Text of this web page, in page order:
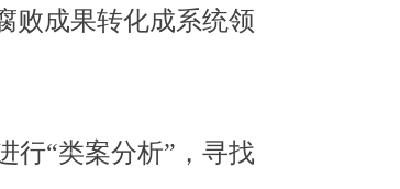
败成果转化成系统领
行“类案分析”，寻找